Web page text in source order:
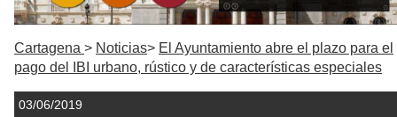
Cartagena Noticias
El Ayuntamiento abre el plazo para el
pago del IBI urbano, rústico y de características especiales
03/06/2019